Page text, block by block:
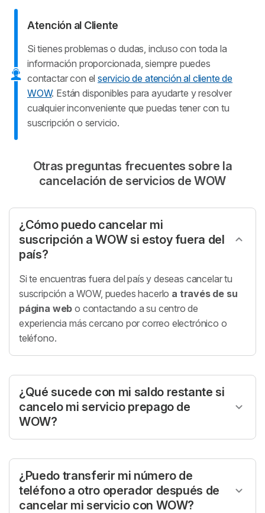
El clientetendrá que comunicarlo de forma
desde que se tiene conocimiento de ella
(documentándolo), tras 5 días se resuelverá
automáticamente el contrato.
ninguna penalización sobre el cliente.
Atención al Cliente
Si tienes problemas o dudas, incluso con toda la
información proporcionada, siempre puedes
contactar con elservicio de atención al cliente de
WOW. Están disponibles para ayudarte y resolver
cualquier inconveniente que puedas tener con tu
suscripción o servicio.
Otras preguntas frecuentes sobre la
cancelación de servicios de WOW
¿Cómo puedo cancelar mi
suscripción a WOW si estoy fuera del
país?
Si te encuentras fuera del país y deseas cancelar tu
suscripción a WOW, puedes hacerlo a través de su
página web o contactando a su centro de
experiencia más cercano por correo electrónico o
teléfono.
¿Qué sucede con mi saldo restante si
cancelo mi servicio prepago de
WOW?
Si decides cancelar tu servicio prepago de WOW,
antes de proceder con la cancelación.
¿Puedo transferir mi número de
teléfono a otro operador después de
cancelar mi servicio con WOW?